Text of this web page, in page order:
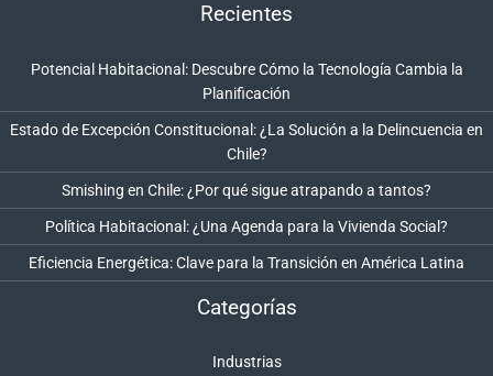
Recientes
Potencial Habitacional: Descubre Cómo la Tecnología Cambia la
Planificación
Estado de Excepción Constitucional: ¿La Solución a la Delincuencia en
Chile?
Smishing en Chile: ¿Por qué sigue atrapando a tantos?
Política Habitacional: ¿Una Agenda para la Vivienda Social?
Eficiencia Energética: Clave para la Transición en América Latina
Categorías
Industrias